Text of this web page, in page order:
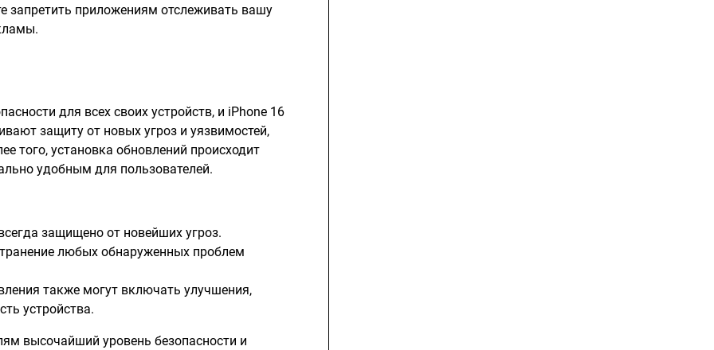
запретить приложениям отслеживать вашу
для всех своих устройств, и iPhone 16
защиту от новых угроз и уязвимостей,
того, установка обновлений происходит
удобным для пользователей.
защищено от новейших угроз.
любых обнаруженных проблем
также могут включать улучшения,
устройства.
высочайший уровень безопасности и